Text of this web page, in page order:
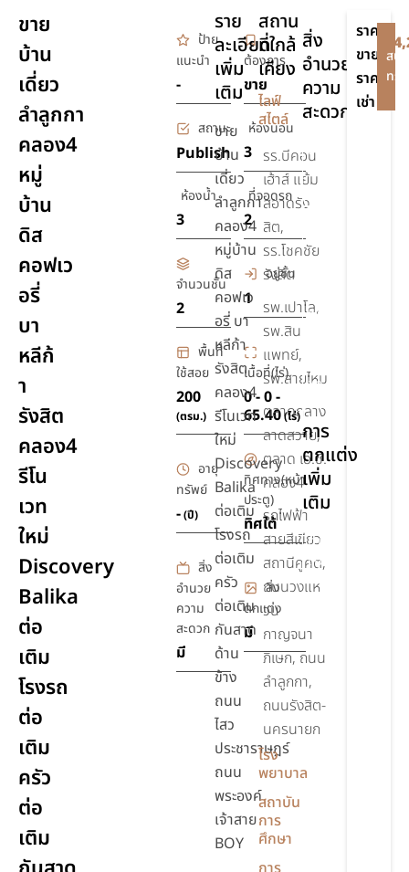
ขาย
บ้าน
เดี่ยว
ลำลูกกา
คลอง4
หมู่
บ้าน
ดิส
คอฟเว
อรี่
บา
หลีก้
า
รังสิต
คลอง4
รีโน
เวท
ใหม่
Discovery
Balika
ต่อ
เติม
โรงรถ
ต่อ
เติม
ครัว
ต่อ
เติม
ป้าย
แนะนำ
-
ต้องการ
ขาย
สถานะ
Publish
ห้องนอน
3
ห้องน้ำ
3
ที่จอดรถ
2
จำนวนชั้น
2
อยู่ชั้น
1
พื้นที่
ใช้สอย
200
(ตรม.)
เนื้อที่(ไร่)
0 - 0 -
65.40(ไร่)
อายุ
ทรัพย์
-(ปี)
ทิศทาง(หน้า
ประตู)
ทิศใต้
สิ่ง
อำนวย
ความ
สะดวก
มี
สิ่ง
ตกแต่ง
มี
ราย
ละเอียด
เพิ่ม
เติม
ขาย
บ้าน
เดี่ยว
ลำลูกกา
คลอง4
หมู่บ้าน
ดิส
คอฟเว
อรี่ บา
หลีก้า
รังสิต
คลอง4
รีโนเวท
ใหม่
Discovery
Balika
ต่อเติม
โรงรถ
ต่อเติม
ครัว
ต่อเติม
กันสาด
ด้าน
ข้าง
ถนน
ไสว
ประชาราษฎร์
ถนน
พระองค์
เจ้าสาย
BOY
สถาน
ที่ใกล้
เคียง
ไลฟ์
สไตล์
รร.บีคอน
เฮ้าส์ แย้ม
สอาดรัง
สิต,
รร.โชคชัย
รังสิต
รพ.เปาโล,
รพ.สิน
แพทย์,
รพ.สายไหม
ตลาดกลาง
ลาดสวาย,
ตลาด เอ.ซี.
คลอง4
รถไฟฟ้า
สายสีเขียว
สถานีคูคต,
ถนนวงแห
วน
กาญจนา
ภิเษก, ถนน
ลำลูกกา,
ถนนรังสิต-
นครนายก
โรง
พยาบาล
สถาบัน
การ
ศึกษา
สิ่ง
อำนวย
ความ
สะดวก
เครื่อง
ปรับ
อากาศ
ความ
ปลอดภัย
ชุด
ชุด
สุขภัณฑ์
การ
ตกแต่ง
เพิ่ม
เติม
ทาสี
ใหม่
ราคา
ขาย
฿
ราคา
เช่า
สน
ทรั